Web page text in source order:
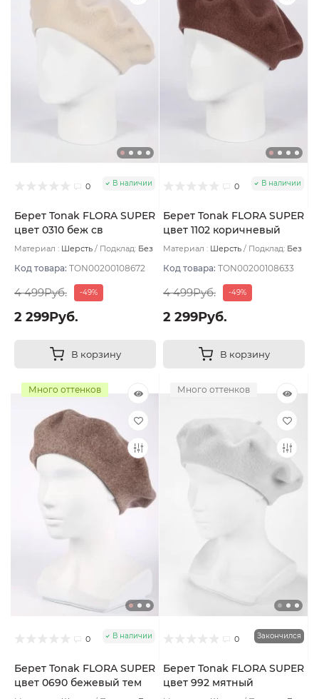
0 В наличии
Берет Tonak FLORA SUPER
цвет 0310 беж св
Материал : Шерсть Подклад: Без
Код товара: TON00200108672
4 499Руб. -49%
2 299Руб.
В корзину
0 В наличии
Берет Tonak FLORA SUPER
цвет 1102 коричневый
Материал : Шерсть Подклад: Без
Код товара: TON00200108633
4 499Руб. -49%
2 299Руб.
В корзину
Много оттенков
0 В наличии
Берет Tonak FLORA SUPER
цвет 0690 бежевый тем
Много оттенков
0 Закончился
Берет Tonak FLORA SUPER
цвет 992 мятный